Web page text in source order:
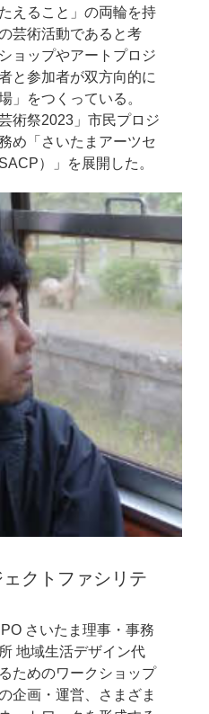
えること」の両輪を持
芸術活動であると考
ョップやアートプロジ
と参加者が双方向的に
」をつくっている。
術祭2023」市民プロジ
め「さいたまアーツセ
）」を展開した。
ェクトファシリテ
さいたま理事・事務
地域生活デザイン代
ためのワークショップ
企画・運営、さまざま